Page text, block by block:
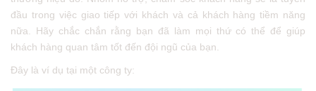
đầu trong việc giao tiếp với khách và cả khách hàng tiềm năng
nữa. Hãy chắc chắn rằng bạn đã làm mọi thứ có thể để giúp
khách hàng quan tâm tốt đến đội ngũ của bạn.
Đây là ví dụ tại một công ty: